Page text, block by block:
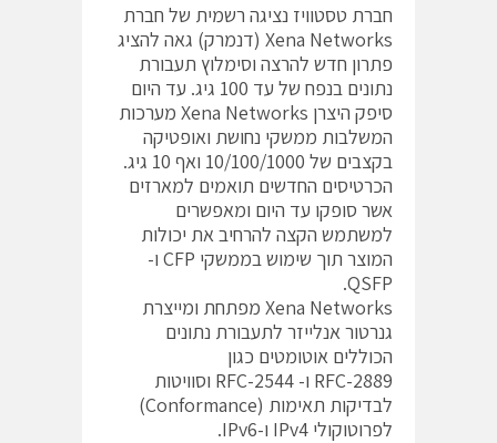
n
M
e
n
u
חברת טסטוויז נציגה רשמית של חברת
Xena Networks (דנמרק) גאה להציג
פתרון חדש להרצה וסימלוץ תעבורת
נתונים בנפח של עד 100 גיג. עד היום
סיפק היצרן Xena Networks מערכות
המשלבות ממשקי נחושת ואופטיקה
בקצבים של 10/100/1000 ואף 10 גיג.
הכרטיסים החדשים תואמים למארזים
אשר סופקו עד היום ומאפשרים
למשתמש הקצה להרחיב את יכולות
המוצר תוך שימוש בממשקי CFP ו-
QSFP.
Xena Networks מפתחת ומייצרת
גנרטור אנלייזר לתעבורת נתונים
הכוללים אוטומטים כגון
RFC-2889 ו- RFC-2544 וסוויטות
לבדיקות תאימות (Conformance)
לפרוטוקולי IPv4 ו-IPv6.